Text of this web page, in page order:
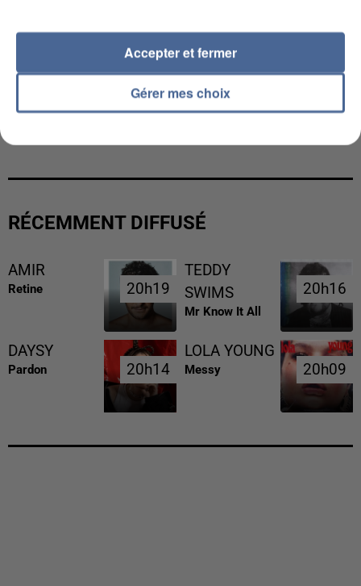
L’UN DES FONDATEURS SUPPOSÉS DE LA DZ
RÉCEMMENT DIFFUSÉ
AMIR
Retine 20h19
20h19
TEDDY
SWIMS
Mr Know It All
20h16
20h16
DAYSY
Pardon 20h14
20h14
LOLA YOUNG
Messy 20h09
20h09
Gérer mes choix
Accepter et fermer